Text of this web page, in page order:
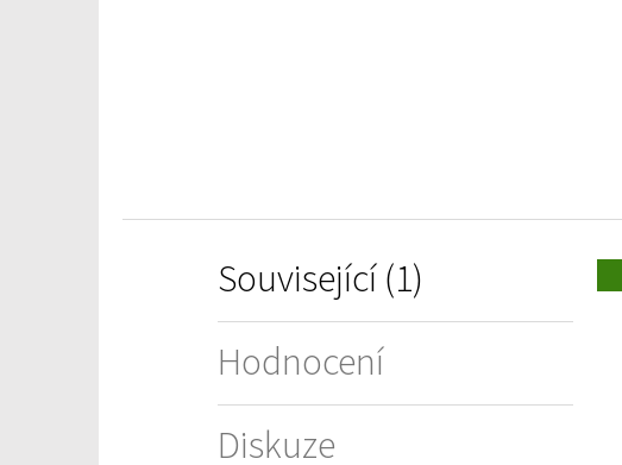
Související (1)
Hodnocení
Diskuze